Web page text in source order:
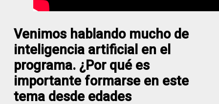
Venimos hablando mucho de
inteligencia artificial en el
programa. ¿Por qué es
importante formarse en este
tema desde edades